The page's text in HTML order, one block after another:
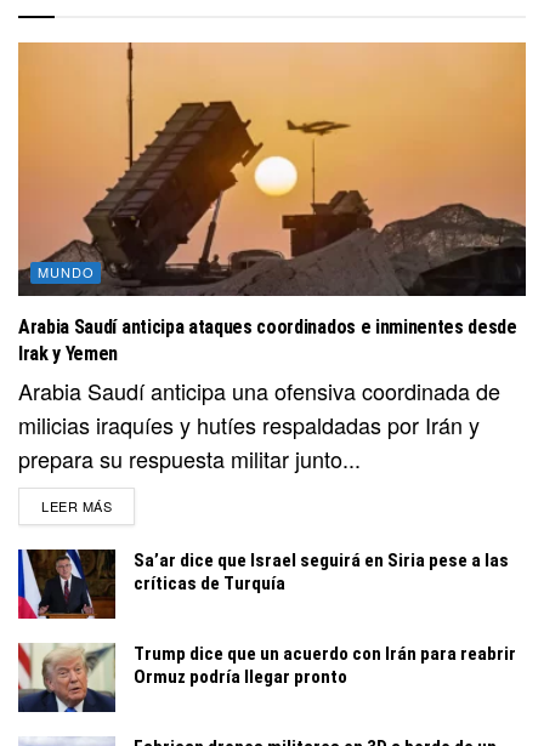
MUNDO
Arabia Saudí anticipa ataques coordinados e inminentes desde
Irak y Yemen
Arabia Saudí anticipa una ofensiva coordinada de
milicias iraquíes y hutíes respaldadas por Irán y
prepara su respuesta militar junto...
LEER MÁSDETAILS
Sa’ar dice que Israel seguirá en Siria pese a las
críticas de Turquía
Trump dice que un acuerdo con Irán para reabrir
Ormuz podría llegar pronto